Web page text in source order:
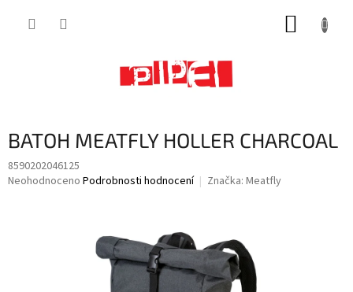
BATOH MEATFLY HOLLER CHARCOAL
8590202046125
Průměrné
Neohodnoceno Podrobnosti hodnocení Značka: Meatfly